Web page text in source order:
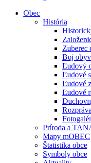
Obec
História
Zuberec
Boj
Ľudový
Ľudové
Ľudové
Ľudové
Príroda a
Mapy mOBEC
Štatistika obce
Symboly obce